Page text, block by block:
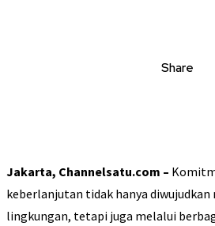
Share
Jakarta, Channelsatu.com –
keberlanjutan tidak hanya
lingkungan, tetapi juga melalui